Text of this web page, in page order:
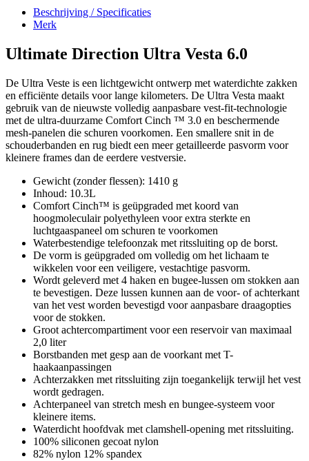
Beschrijving / Specificaties
Merk
Ultimate Direction Ultra Vesta 6.0
De Ultra Veste is een lichtgewicht ontwerp met waterdichte zakken
en efficiënte details voor lange kilometers. De Ultra Vesta maakt
gebruik van de nieuwste volledig aanpasbare vest-fit-technologie
met de ultra-duurzame Comfort Cinch ™ 3.0 en beschermende
mesh-panelen die schuren voorkomen. Een smallere snit in de
schouderbanden en rug biedt een meer getailleerde pasvorm voor
kleinere frames dan de eerdere vestversie.
Gewicht (zonder flessen): 1410 g
Inhoud: 10.3L
Comfort Cinch™ is geüpgraded met koord van
hoogmoleculair polyethyleen voor extra sterkte en
luchtgaaspaneel om schuren te voorkomen
Waterbestendige telefoonzak met ritssluiting op de borst.
De vorm is geüpgraded om volledig om het lichaam te
wikkelen voor een veiligere, vestachtige pasvorm.
Wordt geleverd met 4 haken en bugee-lussen om stokken aan
te bevestigen. Deze lussen kunnen aan de voor- of achterkant
van het vest worden bevestigd voor aanpasbare draagopties
voor de stokken.
Groot achtercompartiment voor een reservoir van maximaal
2,0 liter
Borstbanden met gesp aan de voorkant met T-
haakaanpassingen
Achterzakken met ritssluiting zijn toegankelijk terwijl het vest
wordt gedragen.
Achterpaneel van stretch mesh en bungee-systeem voor
kleinere items.
Waterdicht hoofdvak met clamshell-opening met ritssluiting.
100% siliconen gecoat nylon
82% nylon 12% spandex